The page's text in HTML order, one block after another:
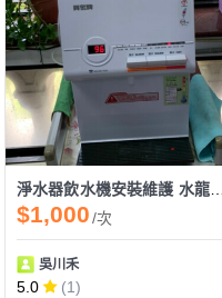
淨水器飲水機安裝維護 水龍頭安裝
$1,000/次
吳川禾
5.0
(1)